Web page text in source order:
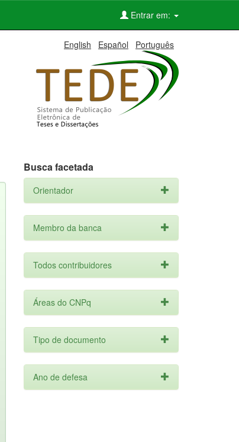
Entrar em:
English Español Português
Busca facetada
Orientador
Membro da banca
Todos contribuidores
Áreas do CNPq
Tipo de documento
Ano de defesa